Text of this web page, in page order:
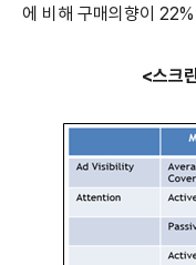
에 비해 구매의향이
<스크